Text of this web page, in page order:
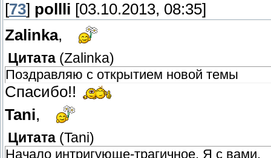
[73] pollli [03.10.2013, 08:35]
Zalinka,
Цитата (Zalinka)
Поздравляю с открытием новой темы
Спасибо!!
Tani,
Цитата (Tani)
Начало интригующе-трагичное. Я с вами.